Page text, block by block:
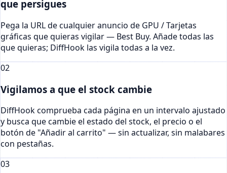
que persigues
Pega la URL de cualquier anuncio de GPU / Tarjetas
gráficas que quieras vigilar — Best Buy. Añade todas las
que quieras; DiffHook las vigila todas a la vez.
02
Vigilamos a que el stock cambie
DiffHook comprueba cada página en un intervalo ajustado
y busca que cambie el estado del stock, el precio o el
botón de "Añadir al carrito" — sin actualizar, sin malabares
con pestañas.
03